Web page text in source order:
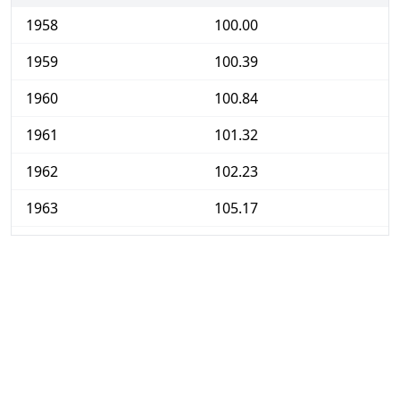
1958
100.00
1959
100.39
1960
100.84
1961
101.32
1962
102.23
1963
105.17